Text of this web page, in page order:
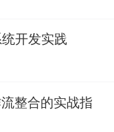
开发实践
整合的实战指